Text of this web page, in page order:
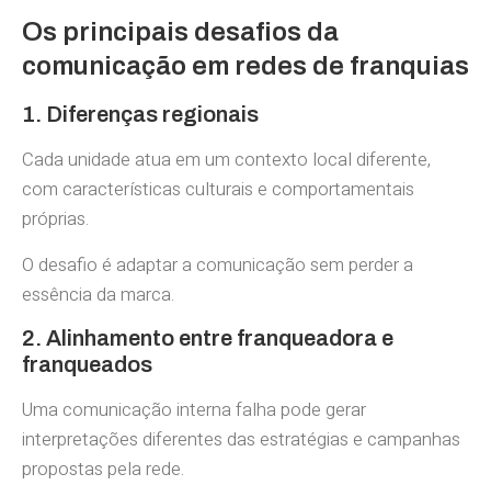
Os principais desafios da
comunicação em redes de franquias
1. Diferenças regionais
Cada unidade atua em um contexto local diferente,
com características culturais e comportamentais
próprias.
O desafio é adaptar a comunicação sem perder a
essência da marca.
2. Alinhamento entre franqueadora e
franqueados
Uma comunicação interna falha pode gerar
interpretações diferentes das estratégias e campanhas
propostas pela rede.